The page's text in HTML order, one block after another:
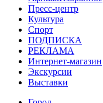
Пресс-центр
Культура
Спорт
ПОДПИСКА
РЕКЛАМА
Интернет-магазин
Экскурсии
Выставки